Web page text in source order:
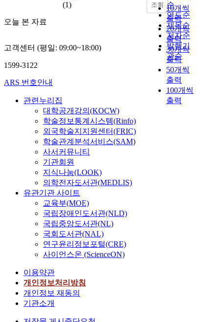
(1)
오늘 본 자료
순
연도순
제목순
저자순
발행기
관순
10개씩
출력
20개씩
출력
30개씩
출력
50개씩
출력
100개씩
출력
조회
고객센터 (평일: 09:00~18:00)
1599-3122
ARS 번호안내
관련누리집
대학공개강의(KOCW)
학술정보통계시스템(Rinfo)
외국학술지지원센터(FRIC)
학술관계분석서비스(SAM)
사서커뮤니티
기관회원
지식나눔(LOOK)
의학전자도서관(MEDLIS)
유관기관 사이트
교육부(MOE)
국립장애인도서관(NLD)
국립중앙도서관(NL)
국회도서관(NAL)
연구윤리정보포털(CRE)
사이언스온 (ScienceON)
이용약관
개인정보처리방침
개인정보 재동의
기관소개